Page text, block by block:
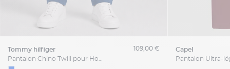
tommy hilfiger
109,00 € capel